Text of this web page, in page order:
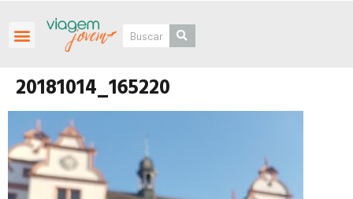
20181014_165220